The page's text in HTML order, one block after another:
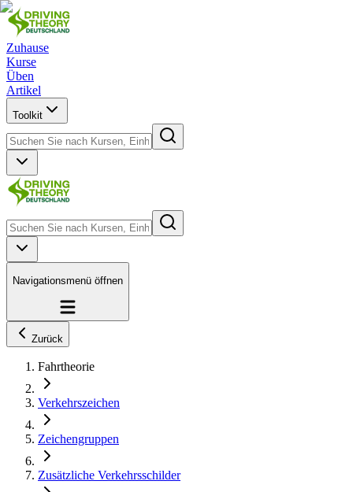
Zuhause
Kurse
Üben
Artikel
Toolkit
Navigationsmenü öffnen
Zurück
Fahrtheorie
Verkehrszeichen
Zeichengruppen
Zusätzliche Verkehrsschilder